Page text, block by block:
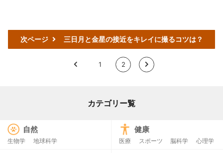
次ページ 三日月と金星の接近をキレイに撮るコツは？
< 1 2 >
カテゴリー覧
自然
生物学 地球科学
健康
医療 スポーツ 脳科学 心理学